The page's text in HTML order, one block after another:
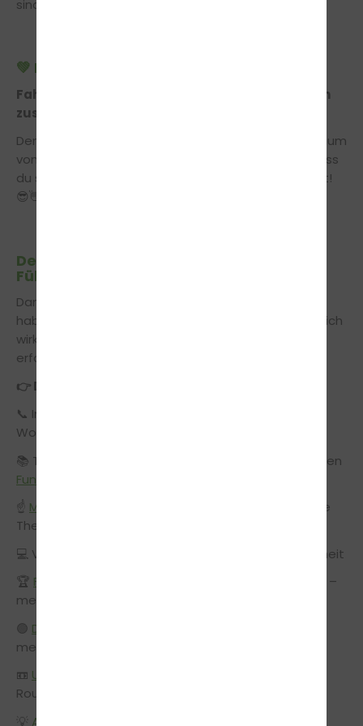
sind wir es auch.
💚 Fahrschule
Fahrschule & Führerschein – das gehört einfach
zusammen.
Denn ohne die richtige Ausbildung wird aus dem Traum
vom Führerschein schnell Frust. Wir sorgen dafür, dass
du sicher, strukturiert und mit Spaß ans Ziel kommst!
😎👋
Dein Ziel. Unser Konzept. Dein
Führerschein.
Damit du dein großes Ziel bestmöglich erreichst,
haben wir ein Ausbildungskonzept entwickelt, das dich
wirklich weiterbringt – durchdacht, persönlich und
erfolgreich.
👉 Diese Vorteile erwarten dich bei uns:
📞 Immer erreichbar: Bürozeiten an 5 Tagen pro
Woche – wir sind für dich da!
📚 Theorie-Intensivkurse: Lernen nach dem bewährten
Fun Learn
☝️ Meet & Learn
: Persönliche Unterstützung für deine
Theorieprüfung
💻 VR-Simulator: Virtuelles Training für echte Sicherheit
🏆 Fahrschule mit Auszeichnung
: Mehrfach prämiert –
mehrfach bewährt
🟢 Der grüne Faden
mehr Durchblick in der Praxis
📼 U-Drive App
Routen & Aufgaben einfach erklärt
💡 Alltagstraining